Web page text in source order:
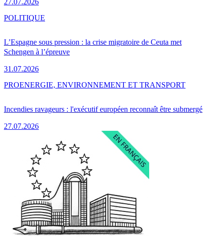
L’Espagne sous pression : la crise migratoire de Ceuta met
Schengen à l’épreuve
31.07.2026
POLITIQUE
Incendies ravageurs : l'exécutif européen reconnaît être submergé
27.07.2026
PROENERGIE, ENVIRONNEMENT ET TRANSPORT